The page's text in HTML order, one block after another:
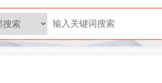
表
，外卖，上门
DSMall功能列表
系统支持平台自营、分销、拼团、限时
折扣、优惠套装、微信、小程序等